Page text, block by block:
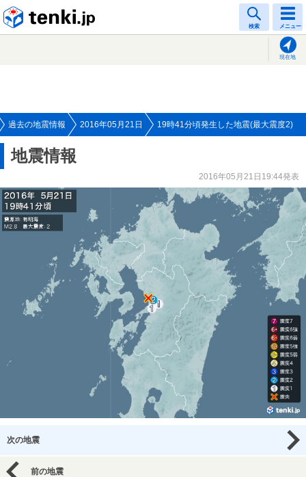
検索 メニュー
現在地
過去の地震情報 2016年05月21日 19時41分頃発生した地震(最大震度2)
地震情報
2016年05月21日19:44発表
次の地震
前の地震